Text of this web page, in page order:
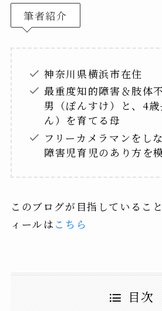
筆者紹介
神奈川県横浜市在住
最重度知的障害＆肢体
男（ぽんすけ）と、4
ん）を育てる母
フリーカメラマンをし
障害児育児のあり方を
このブログが目指しているこ
ィールは こちら
目次